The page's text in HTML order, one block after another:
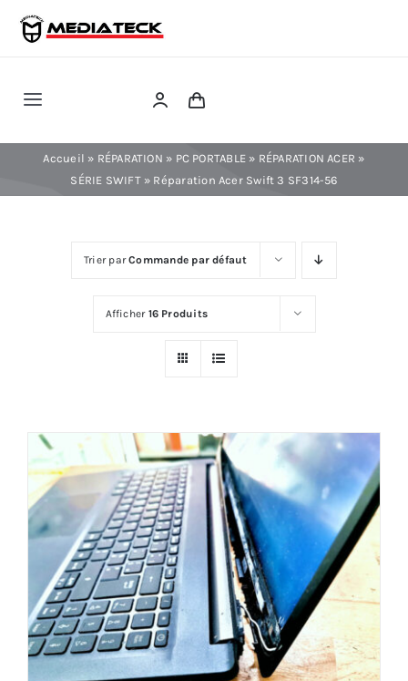
Skip
Toggle
Navigation
RÉPARATION
AUDIO
MAISON
PROMOTION
Accueil » RÉPARATION » PC PORTABLE » RÉPARATION ACER »
SÉRIE SWIFT» Réparation Acer Swift 3 SF314-56
Trier parCommande par défaut
Afficher 16 Produits